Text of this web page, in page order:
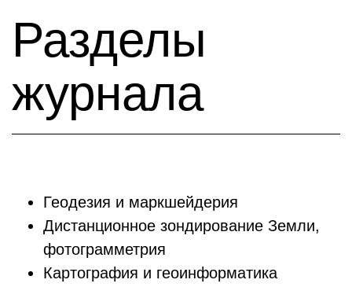
Разделы
журнала
Геодезия и маркшейдерия
Дистанционное зондирование Земли,
фотограмметрия
Картография и геоинформатика